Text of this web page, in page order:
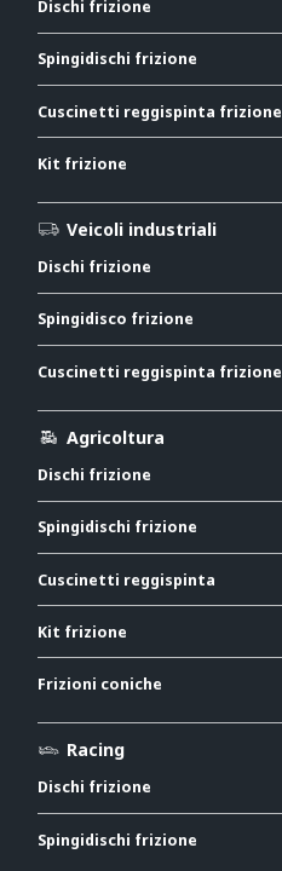
Dischi frizione
Spingidischi frizione
Cuscinetti reggispinta frizione
Kit frizione
Veicoli industriali
Dischi frizione
Spingidisco frizione
Cuscinetti reggispinta frizione
Agricoltura
Dischi frizione
Spingidischi frizione
Cuscinetti reggispinta
Kit frizione
Frizioni coniche
Racing
Dischi frizione
Spingidischi frizione